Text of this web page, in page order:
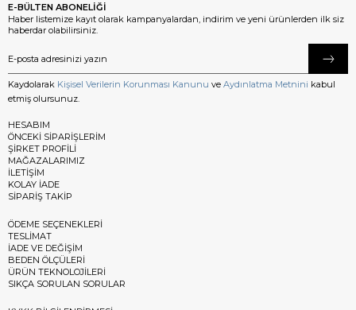
E-BÜLTEN ABONELİĞİ
Haber listemize kayıt olarak kampanyalardan, indirim ve yeni ürünlerden ilk siz
haberdar olabilirsiniz.
Kaydolarak Kişisel Verilerin Korunması Kanunu ve Aydınlatma Metnini kabul
etmiş olursunuz.
HESABIM
ÖNCEKİ SİPARİŞLERİM
ŞİRKET PROFİLİ
MAĞAZALARIMIZ
İLETİŞİM
KOLAY İADE
SİPARİŞ TAKİP
ÖDEME SEÇENEKLERİ
TESLİMAT
İADE VE DEĞİŞİM
BEDEN ÖLÇÜLERİ
ÜRÜN TEKNOLOJİLERİ
SIKÇA SORULAN SORULAR